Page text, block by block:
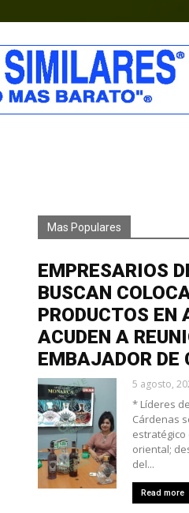
Mas Populares
EMPRESARIOS
BUSCAN
PRODUCTOS EN
ACUDEN A
EMBAJADOR DE
5 agosto,
* Líderes
Cárdenas
estratégico
oriental;
del...
Read more